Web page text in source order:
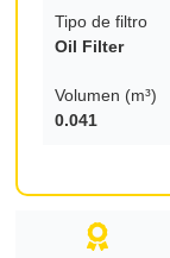
Tipo de filtro
Oil Filter
Volumen (m³)
0.041